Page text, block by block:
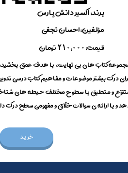
برند: اکسیر ​​​​​​​دانش پارس
​مؤلفین: احسان نجفی
​قیمت: 210,000تومان
کتاب های بی نهایت، با هدف عمق
درک بیشتر موضوعات و مفاهیم کتاب درسی
و منطبق با سطوح مختلف حیطه های شناختی
و با ارائه ی سوالات خلّاق و مفهومی سطح درک
خرید